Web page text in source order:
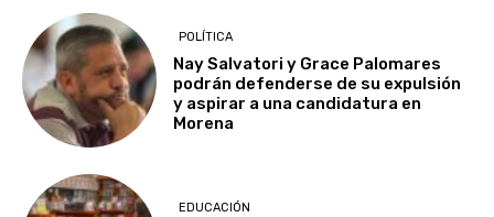
POLÍTICA
Nay Salvatori y Grace Palomares
podrán defenderse de su expulsión
y aspirar a una candidatura en
Morena
EDUCACIÓN